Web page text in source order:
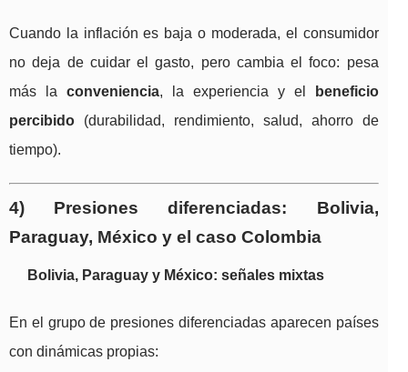
Cuando la inflación es baja o moderada, el consumidor
no deja de cuidar el gasto, pero cambia el foco: pesa
más la conveniencia, la experiencia y el
beneficio
percibido (durabilidad, rendimiento, salud, ahorro de
tiempo).
4) Presiones diferenciadas: Bolivia,
Paraguay, México y el caso Colombia
Bolivia, Paraguay y México: señales mixtas
En el grupo de presiones diferenciadas aparecen países
con dinámicas propias: